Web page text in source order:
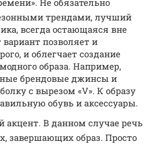
Не обязательно
трендами, лучший
всегда остающаяся вне
позволяет и
и облегчает создание
образа. Например,
брендовые джинсы и
с вырезом «V». К образу
обувь и аксессуары.
В данном случае речь
завершающих образ. Просто